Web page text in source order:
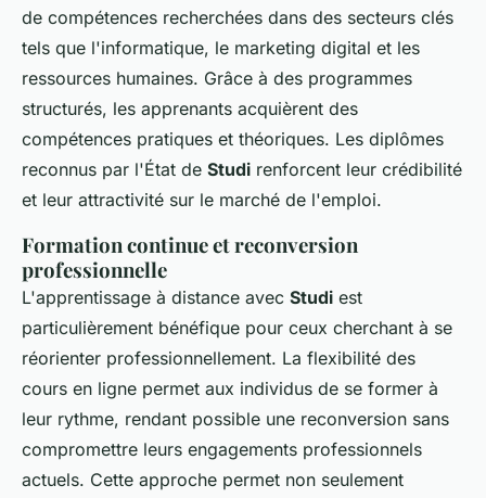
de compétences recherchées dans des secteurs clés
tels que l'informatique, le marketing digital et les
ressources humaines. Grâce à des programmes
structurés, les apprenants acquièrent des
compétences pratiques et théoriques. Les diplômes
reconnus par l'État de Studi renforcent leur crédibilité
et leur attractivité sur le marché de l'emploi.
Formation continue et reconversion
professionnelle
L'apprentissage à distance avec Studi est
particulièrement bénéfique pour ceux cherchant à se
réorienter professionnellement. La flexibilité des
cours en ligne permet aux individus de se former à
leur rythme, rendant possible une reconversion sans
compromettre leurs engagements professionnels
actuels. Cette approche permet non seulement